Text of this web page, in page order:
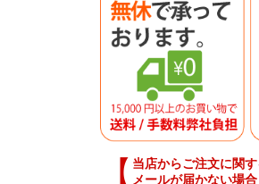
【 当店からご注文に関
メールが届かない場合